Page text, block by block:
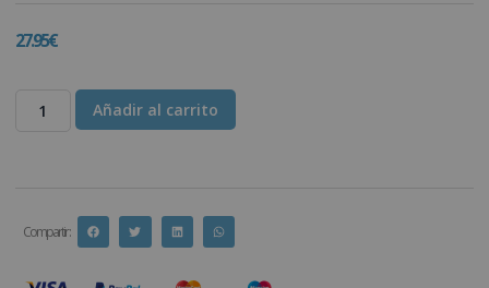
27.95€
Añadir al carrito
Compartir :